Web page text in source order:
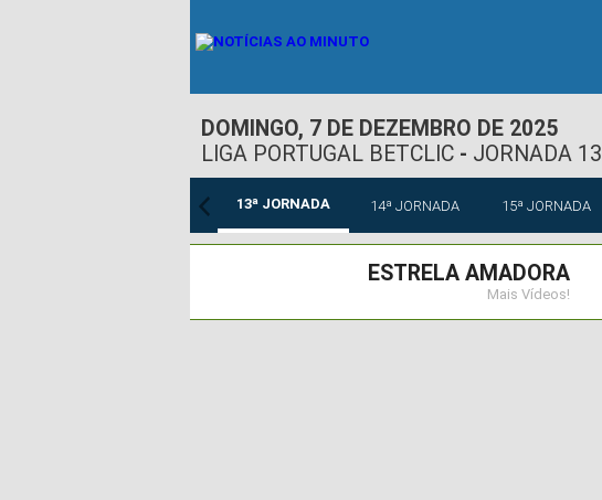
DOMINGO, 7 DE DEZEMBRO DE 2025
LIGA PORTUGAL BETCLIC - JORNADA 13
13ª JORNADA 14ª JORNADA 15ª JORNADA
ESTRELA AMADORA
Mais Vídeos!